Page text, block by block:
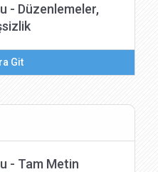
- Düzenlemeler,
Git
- Tam Metin